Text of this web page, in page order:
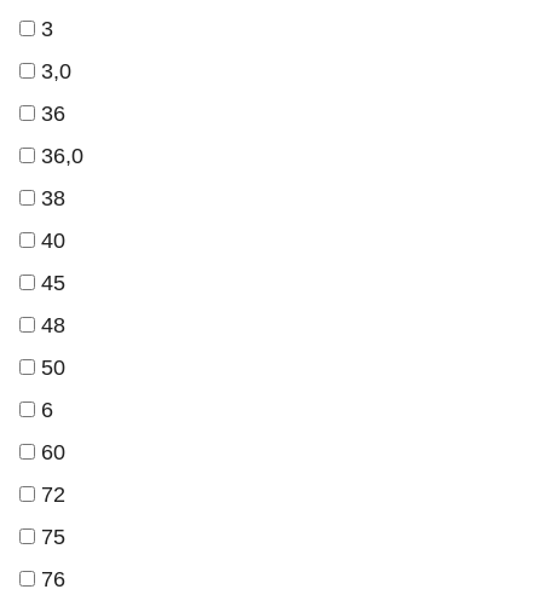
3
3,0
36
36,0
38
40
45
48
50
6
60
72
75
76